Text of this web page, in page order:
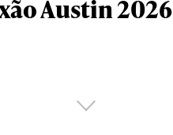
Austin 2026